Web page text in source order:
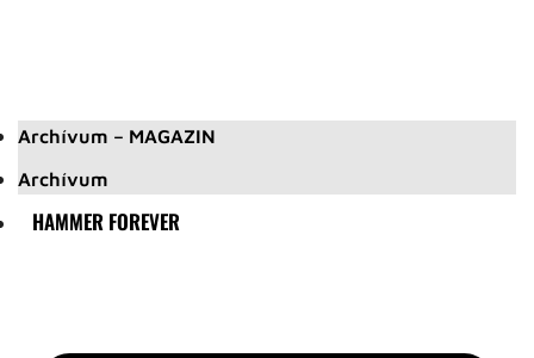
Archívum – MAGAZIN
Archívum
HAMMER FOREVER